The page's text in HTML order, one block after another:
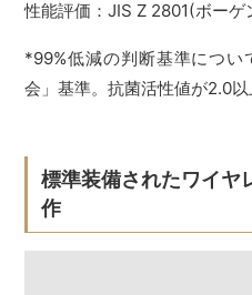
性能評価：JIS Z 2801(ボー
*99%低減の判断基準につい
会」基準。抗菌活性値が2.0以
標準装備されたワイヤ
作